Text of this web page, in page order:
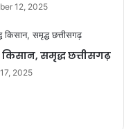
जनपद अध्यक्ष श्रीमती
जैन, पूर्व नगर पालिका
सहित भारत
ग्रामीणजन उपस्थित थे।
12, 2025
समृद्ध छत्तीसगढ़
2025